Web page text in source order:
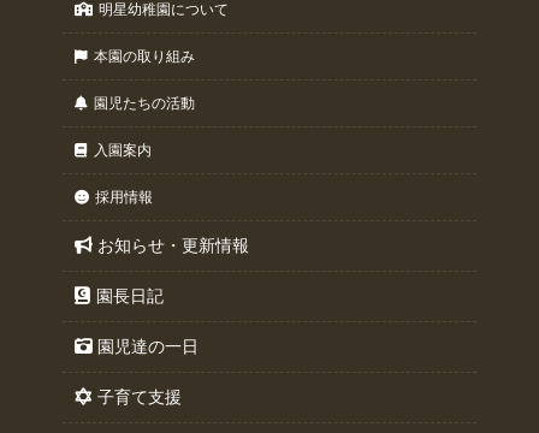
明星幼稚園について
本園の取り組み
園児たちの活動
入園案内
採用情報
お知らせ・更新情報
園長日記
園児達の一日
子育て支援